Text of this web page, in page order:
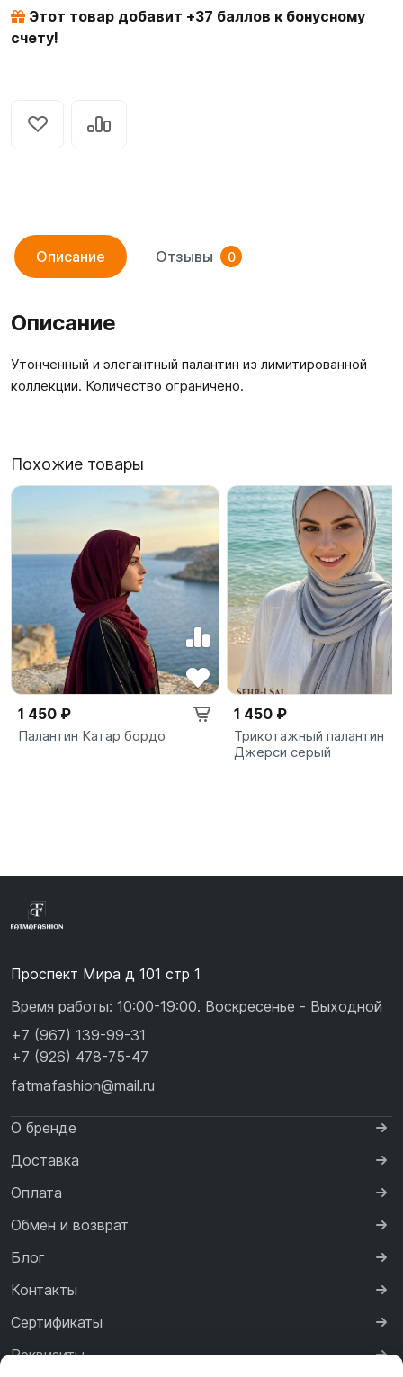
Этот товар добавит +37 баллов к бонусному
счету!
Описание Отзывы 0
Описание
Утонченный и элегантный палантин из лимитированной
коллекции. Количество ограничено.
Похожие товары
1 450 ₽
Палантин Катар бордо
1 450 ₽
Трикотажный палантин
Джерси серый
Проспект Мира д 101 стр 1
Время работы: 10:00-19:00. Воскресенье - Выходной
+7 (967) 139-99-31
+7 (926) 478-75-47
fatmafashion@mail.ru
О бренде
Доставка
Оплата
Обмен и возврат
Блог
Контакты
Сертификаты
Реквизиты